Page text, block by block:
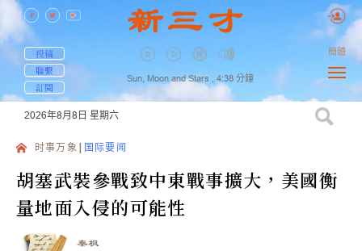
投稿
聯繫
訂閱
Sun, Moon and Stars , 4:38 分鐘
簡體
2026年8月8日 星期六
时事万象 国际要闻
胡塞武裝參戰致中東戰事擴大，美國衡
量地面入侵的可能性
秦枫